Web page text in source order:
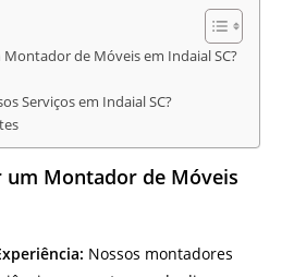
de Móveis em Indaial SC?
Serviços em Indaial SC?
um Montador de Móveis
Nossos montadores